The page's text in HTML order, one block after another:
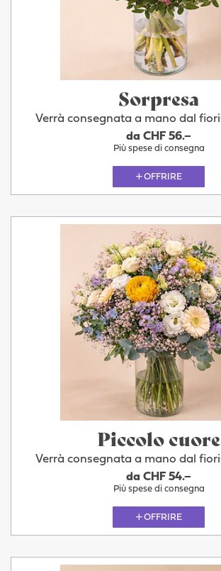
Sorpresa
Verrà consegnata a mano dal
da CHF 56.–
Più spese di consegna
OFFRIRE
Piccolo cuore
Verrà consegnata a mano dal
da CHF 54.–
Più spese di consegna
OFFRIRE